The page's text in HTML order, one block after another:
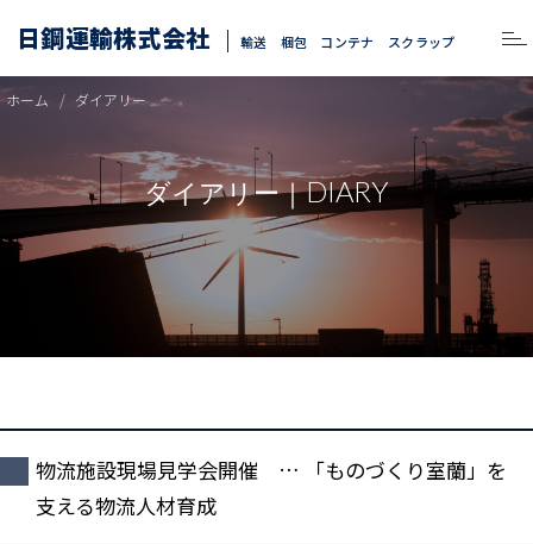
日鋼運輸株式会社 輸送 梱包 コンテナ スクラップ
ホーム ダイアリー
ダイアリー｜DIARY
物流施設現場見学会開催 … 「ものづくり室蘭」を
支える物流人材育成